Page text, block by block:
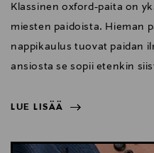
Klassinen oxford-paita on
miesten paidoista. Hieman
nappikaulus tuovat paidan
ansiosta se sopii etenkin
LUE LISÄÄ
LUE LISÄÄ